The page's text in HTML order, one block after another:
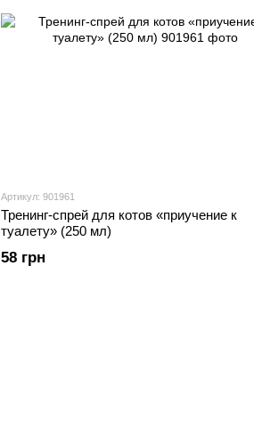
Артикул: 901961
Тренинг-спрей для котов «приучение к
туалету» (250 мл)
58 грн